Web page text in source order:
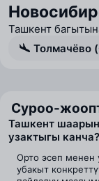
Ташкент
Толмачёво
Суроо-
Ташкент
узактыгы канча?
Орто эсеп менен
убакыт